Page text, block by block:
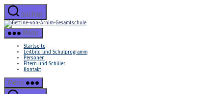
Zum
Inhalt
springenSuchen
Bettine-
Menü
Startseite
Leitbild und Schulprogramm
Personen
Eltern und Schüler
Kontakt
Menü